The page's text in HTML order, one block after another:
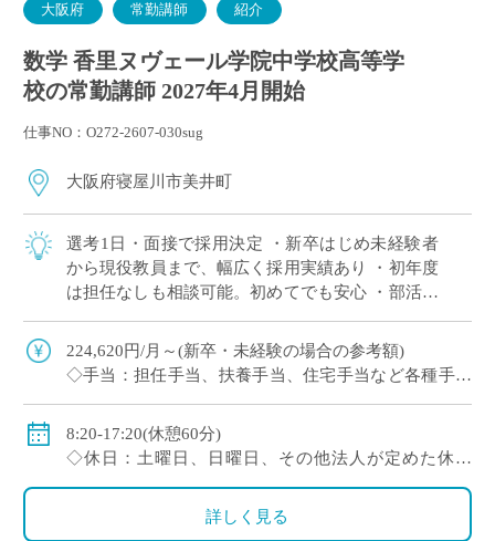
大阪府 常勤講師 紹介
数学 香里ヌヴェール学院中学校高等学
校の常勤講師 2027年4月開始
仕事NO：O272-2607-030sug
大阪府寝屋川市美井町
選考1日・面接で採用決定 ・新卒はじめ未経験者
から現役教員まで、幅広く採用実績あり ・初年度
は担任なしも相談可能。初めてでも安心 ・部活は
動部系)など負担軽減 ・将来的に専任 […]
224,620円/月～(新卒・未経験の場合の参考額)
◇手当：担任手当、扶養手当、住宅手当など各種手当
◇保険：私学共済、雇用保険、労災保険
8:20-17:20(休憩60分)
◇休日：土曜日、日曜日、その他法人が定めた休日
・イベント等で休日出勤した場合は振替休日あり
詳しく見る